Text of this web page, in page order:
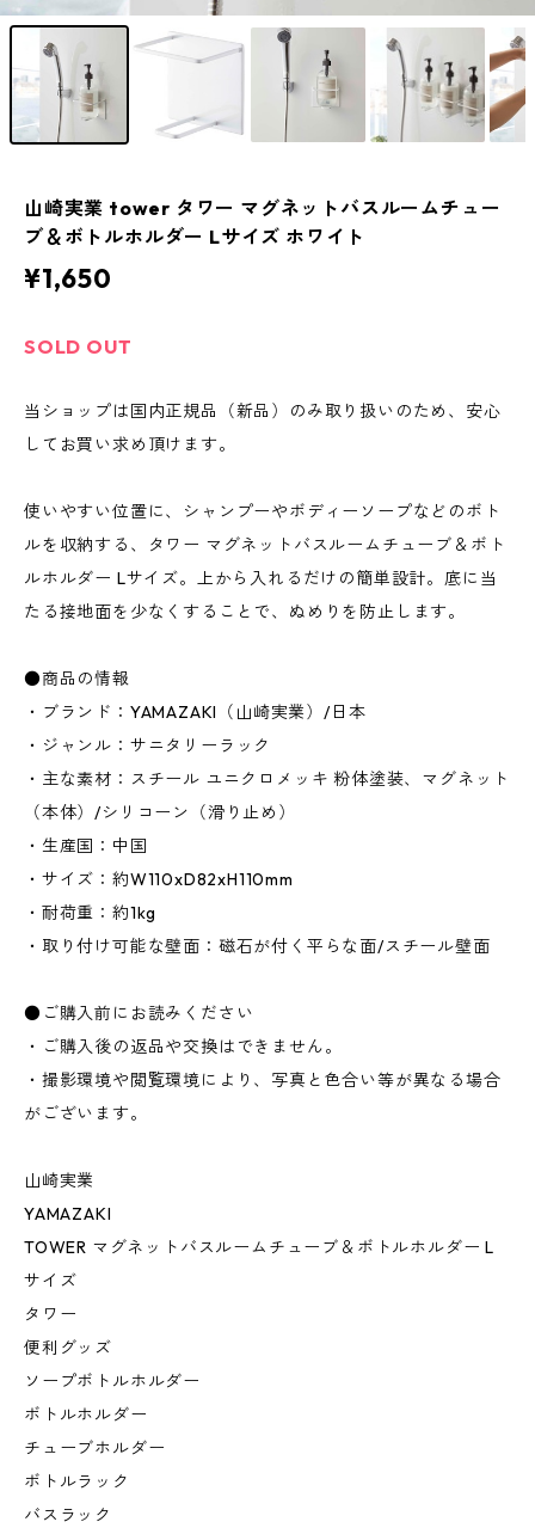
山崎実業 tower タワー マグネットバスルームチュー
ブ＆ボトルホルダー Lサイズ ホワイト
¥1,650
SOLD OUT
当ショップは国内正規品（新品）のみ取り扱いのため、安心
してお買い求め頂けます。
使いやすい位置に、シャンプーやボディーソープなどのボト
ルを収納する、タワー マグネットバスルームチューブ＆ボト
ルホルダー Lサイズ。上から入れるだけの簡単設計。底に当
たる接地面を少なくすることで、ぬめりを防止します。
●商品の情報
・ブランド：YAMAZAKI（山崎実業）/日本
・ジャンル：サニタリーラック
・主な素材：スチール ユニクロメッキ 粉体塗装、マグネット
（本体）/シリコーン（滑り止め）
・生産国：中国
・サイズ：約W110xD82xH110mm
・耐荷重：約1kg
・取り付け可能な壁面：磁石が付く平らな面/スチール壁面
●ご購入前にお読みください
・ご購入後の返品や交換はできません。
・撮影環境や閲覧環境により、写真と色合い等が異なる場合
がございます。
山崎実業
YAMAZAKI
TOWER マグネットバスルームチューブ＆ボトルホルダー L
サイズ
タワー
便利グッズ
ソープボトルホルダー
ボトルホルダー
チューブホルダー
ボトルラック
バスラック